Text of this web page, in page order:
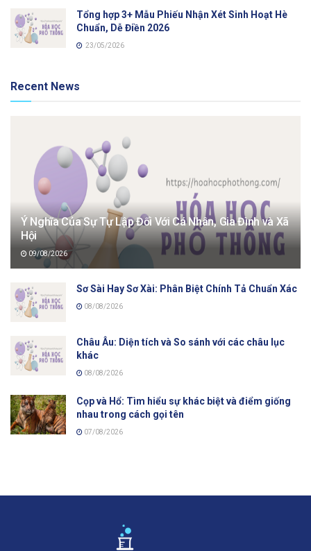
Tổng hợp 3+ Mẫu Phiếu Nhận Xét Sinh Hoạt Hè
Chuẩn, Dễ Điền 2026
23/05/2026
Recent News
Ý Nghĩa Của Sự Tự Lập Đối Với Cá Nhân, Gia Đình và Xã
Hội
09/08/2026
Sơ Sài Hay Sơ Xài: Phân Biệt Chính Tả Chuẩn Xác
08/08/2026
Châu Âu: Diện tích và So sánh với các châu lục
khác
08/08/2026
Cọp và Hổ: Tìm hiểu sự khác biệt và điểm giống
nhau trong cách gọi tên
07/08/2026